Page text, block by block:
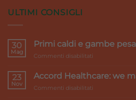
ULTIMI CONSIGLI
30
Mag
Primi caldi e gambe
Commenti disabilitati
e
23
Nov
Accord Healthcare: we
Commenti disabilitati